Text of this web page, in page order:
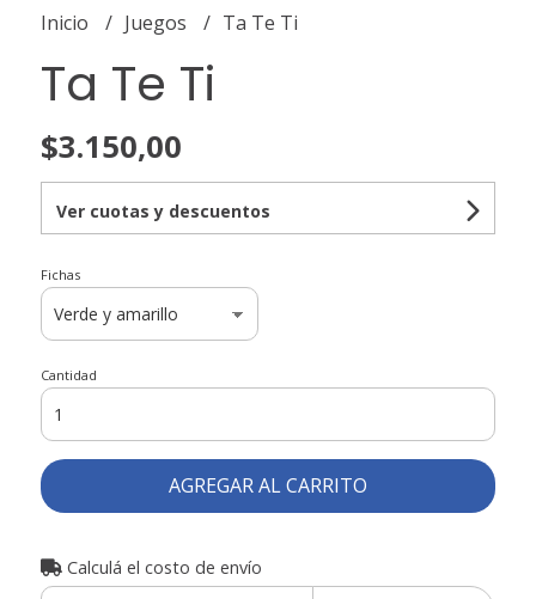
Inicio Juegos Ta Te Ti
Ta Te Ti
$3.150,00
Ver cuotas y descuentos
Fichas
Cantidad
AGREGAR AL CARRITO
Calculá el costo de envío